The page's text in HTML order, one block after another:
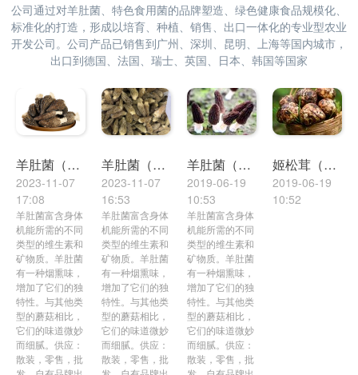
公司通过对羊肚菌、特色食用菌的品牌塑造、绿色健康食品规模化、
标准化的打造，形成以培育、种植、销售、出口一体化的专业型农业
开发公司。公司产品已销售到广州、深圳、昆明、上海等国内城市，
出口到德国、法国、瑞士、英国、日本、韩国等国家
羊肚菌（干品）
2023-11-07
17:08
羊肚菌富含身体
机能所需的不同
类型的维生素和
矿物质。羊肚菌
有一种烟熏味，
增加了它们的独
特性。与其他类
型的蘑菇相比，
它们的味道微妙
而细腻。供应：
散装，零售，批
羊肚菌（冻品）
2023-11-07
16:53
羊肚菌富含身体
机能所需的不同
类型的维生素和
矿物质。羊肚菌
有一种烟熏味，
增加了它们的独
特性。与其他类
型的蘑菇相比，
它们的味道微妙
而细腻。供应：
散装，零售，批
羊肚菌（鲜品）
2019-06-19
10:53
羊肚菌富含身体
机能所需的不同
类型的维生素和
矿物质。羊肚菌
有一种烟熏味，
增加了它们的独
特性。与其他类
型的蘑菇相比，
它们的味道微妙
而细腻。供应：
散装，零售，批
姬松茸（鲜品）
2019-06-19
10:52